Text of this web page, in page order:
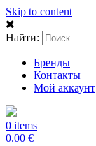
Skip to content
Найти:
Бренды
Контакты
Мой аккаунт
0 items
0.00 €